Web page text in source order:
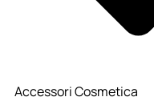
Accessori Cosmetica